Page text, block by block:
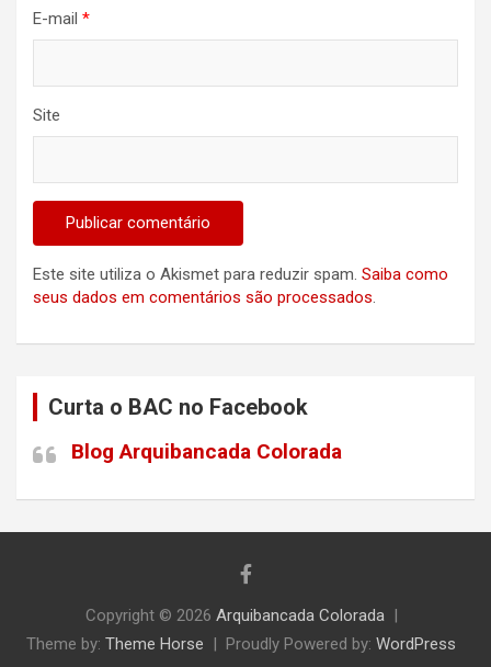
E-mail *
Site
Este site utiliza o Akismet para reduzir spam. Saiba como
seus dados em comentários são processados.
Curta o BAC no Facebook
Blog Arquibancada Colorada
Copyright © 2026 Arquibancada Colorada
Theme by: Theme Horse Proudly Powered by: WordPress